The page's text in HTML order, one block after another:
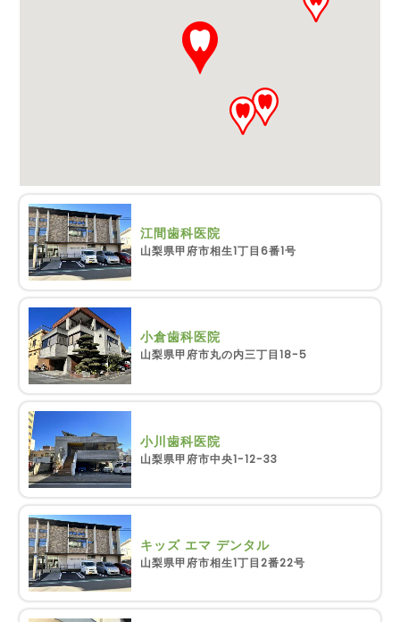
江間歯科医院
山梨県甲府市相生1丁目6番1号
小倉歯科医院
山梨県甲府市丸の内三丁目18-5
小川歯科医院
山梨県甲府市中央1-12-33
キッズ エマ デンタル
山梨県甲府市相生1丁目2番22号